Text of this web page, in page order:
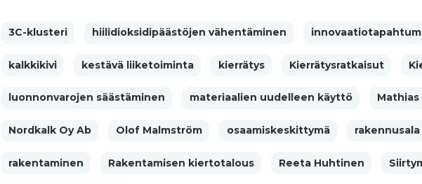
3C-klusteri hiilidioksidipäästöjen vähentäminen
kalkkikivi kestävä liiketoiminta kierrätys Kierrätysratkaisut
luonnonvarojen säästäminen materiaalien uudelleen käyttö Mathias
Nordkalk Oy Ab Olof Malmström osaamiskeskittymä rakennusala
rakentaminen Rakentamisen kiertotalous Reeta Huhtinen